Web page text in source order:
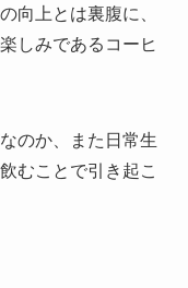
向上とは裏腹に、
しみであるコーヒ
のか、また日常生
むことで引き起こ